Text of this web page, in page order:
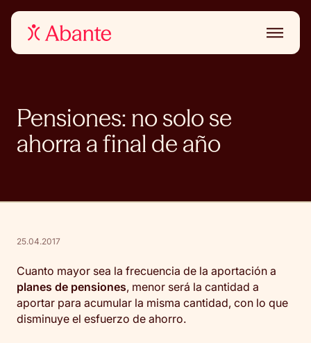
Pensiones: no solo se
ahorra a final de año
25.04.2017
Cuanto mayor sea la frecuencia de la aportación a
planes de pensiones, menor será la cantidad a
aportar para acumular la misma cantidad, con lo que
disminuye el esfuerzo de ahorro.